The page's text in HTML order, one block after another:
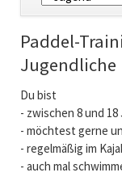
überspringen
Paddel-
Jugendliche
Du bist
- zwischen 8 und 18
- möchtest gerne
- regelmäßig im
- auch mal